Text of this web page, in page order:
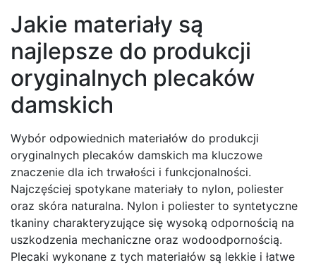
Jakie materiały są
najlepsze do produkcji
oryginalnych plecaków
damskich
Wybór odpowiednich materiałów do produkcji
oryginalnych plecaków damskich ma kluczowe
znaczenie dla ich trwałości i funkcjonalności.
Najczęściej spotykane materiały to nylon, poliester
oraz skóra naturalna. Nylon i poliester to syntetyczne
tkaniny charakteryzujące się wysoką odpornością na
uszkodzenia mechaniczne oraz wodoodpornością.
Plecaki wykonane z tych materiałów są lekkie i łatwe